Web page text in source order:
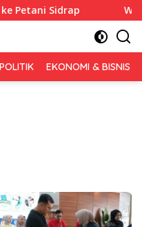
Sidrap Warga
POLITIK EKONOMI & BISNIS